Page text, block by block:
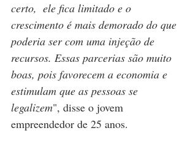
certo,  ele fica limitado e o
crescimento é mais demorado do que
poderia ser com uma injeção de
recursos. Essas parcerias são muito
boas, pois favorecem a economia e
estimulam que as pessoas se
legalizem", disse o jovem
empreendedor de 25 anos.